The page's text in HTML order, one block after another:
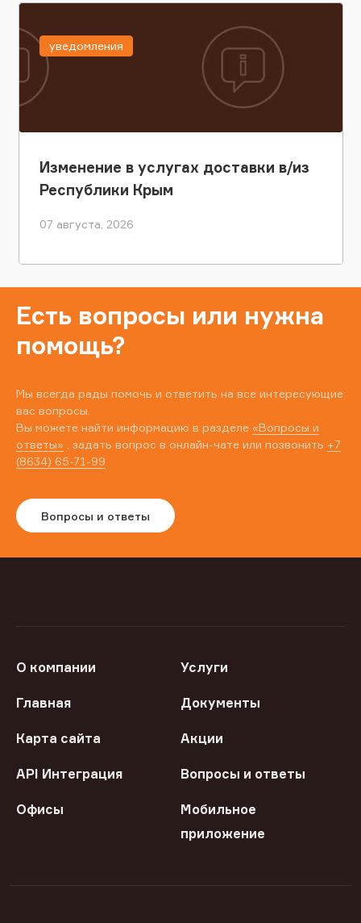
Изменение в услугах доставки в/из
Республики Крым
07 августа, 2026
уведомления
Есть вопросы или нужна
помощь?
Мы всегда рады помочь и ответить на все интересующие
вас вопросы.
Вы можете найти информацию в разделе «Вопросы и
ответы» , задать вопрос в онлайн-чате или позвонить +7
(8634) 65-71-99
Вопросы и ответы
О компании Услуги
Главная Документы
Карта сайта Акции
API Интеграция Вопросы и ответы
Офисы
Мобильное
приложение